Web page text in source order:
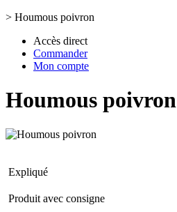
> Houmous poivron
Accès direct
Commander
Mon compte
Houmous poivron
Expliqué
Produit avec consigne